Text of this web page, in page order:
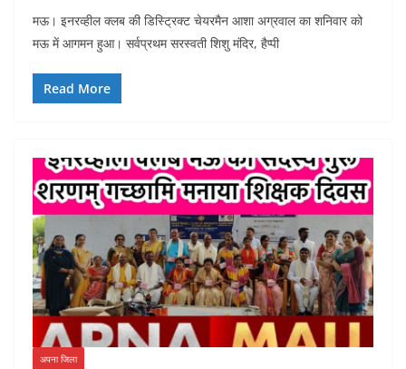
मऊ। इनरव्हील क्लब की डिस्ट्रिक्ट चेयरमैन आशा अग्रवाल का शनिवार को
मऊ में आगमन हुआ। सर्वप्रथम सरस्वती शिशु मंदिर, हैप्पी
Read More
अपना जिला